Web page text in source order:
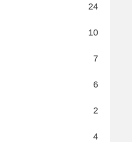
24
10
7
6
2
4